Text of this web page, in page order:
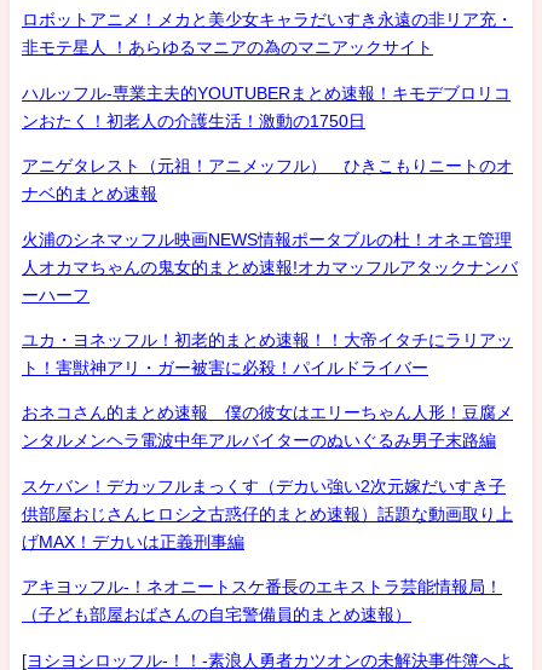
ロボットアニメ！メカと美少女キャラだいすき永遠の非リア充・
非モテ星人 ！あらゆるマニアの為のマニアックサイト
ハルッフル-専業主夫的YOUTUBERまとめ速報！キモデブロリコ
ンおたく！初老人の介護生活！激動の1750日
アニゲタレスト（元祖！アニメッフル） ひきこもりニートのオ
ナベ的まとめ速報
火浦のシネマッフル映画NEWS情報ポータブルの杜！オネエ管理
人オカマちゃんの鬼女的まとめ速報!オカマッフルアタックナンバ
ーハーフ
ユカ・ヨネッフル！初老的まとめ速報！！大帝イタチにラリアッ
ト！害獣神アリ・ガー被害に必殺！パイルドライバー
おネコさん的まとめ速報 僕の彼女はエリーちゃん人形！豆腐メ
ンタルメンヘラ電波中年アルバイターのぬいぐるみ男子末路編
スケバン！デカッフルまっくす（デカい強い2次元嫁だいすき子
供部屋おじさんヒロシ之古惑仔的まとめ速報）話題な動画取り上
げMAX！デカいは正義刑事編
アキヨッフル-！ネオニートスケ番長のエキストラ芸能情報局！
（子ども部屋おばさんの自宅警備員的まとめ速報）
[ヨシヨシロッフル-！！-素浪人勇者カツオンの未解決事件簿へよ